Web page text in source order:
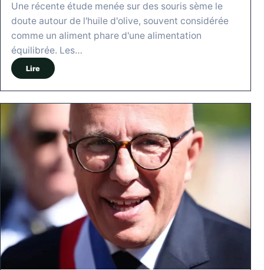
Une récente étude menée sur des souris sème le
doute autour de l'huile d'olive, souvent considérée
comme un aliment phare d'une alimentation
équilibrée. Les…
Lire